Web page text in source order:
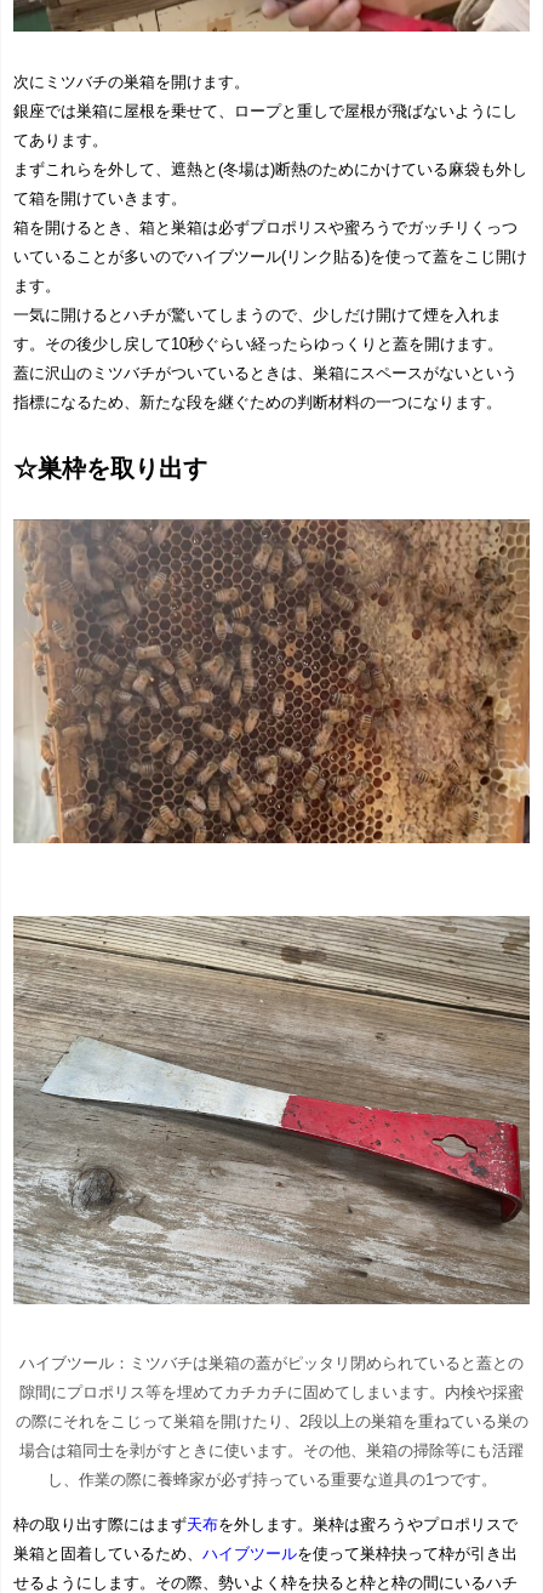
次にミツバチの巣箱を開けます。
銀座では巣箱に屋根を乗せて、ロープと重しで屋根が飛ばないようにし
てあります。
まずこれらを外して、遮熱と(冬場は)断熱のためにかけている麻袋も外し
て箱を開けていきます。
箱を開けるとき、箱と巣箱は必ずプロポリスや蜜ろうでガッチリくっつ
いていることが多いのでハイブツール(リンク貼る)を使って蓋をこじ開け
ます。
一気に開けるとハチが驚いてしまうので、少しだけ開けて煙を入れま
す。その後少し戻して10秒ぐらい経ったらゆっくりと蓋を開けます。
蓋に沢山のミツバチがついているときは、巣箱にスペースがないという
指標になるため、新たな段を継ぐための判断材料の一つになります。
☆巣枠を取り出す
ハイブツール：ミツバチは巣箱の蓋がピッタリ閉められていると蓋との
隙間にプロポリス等を埋めてカチカチに固めてしまいます。内検や採蜜
の際にそれをこじって巣箱を開けたり、2段以上の巣箱を重ねている巣の
場合は箱同士を剥がすときに使います。その他、巣箱の掃除等にも活躍
し、作業の際に養蜂家が必ず持っている重要な道具の1つです。
枠の取り出す際にはまず天布を外します。巣枠は蜜ろうやプロポリスで
巣箱と固着しているため、 ハイブツールを使って巣枠抉って枠が引き出
せるようにします。その際、勢いよく枠を抉ると枠と枠の間にいるハチ